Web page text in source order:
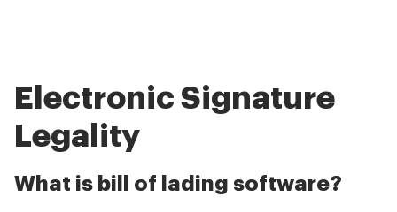
Electronic Signature
Legality
What is bill of lading software?